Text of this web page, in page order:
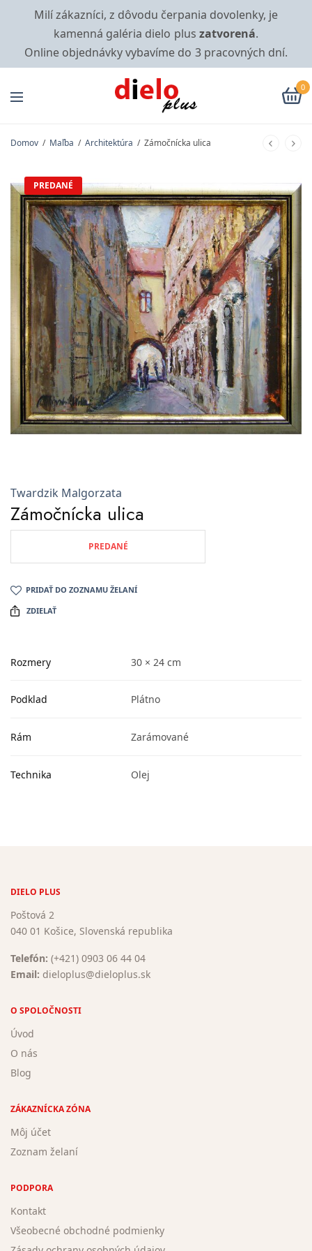
Milí zákazníci, z dôvodu čerpania dovolenky, je
kamenná galéria dielo plus zatvorená.
Online objednávky vybavíme do 3 pracovných dní.
0
Domov / Maľba / Architektúra / Zámočnícka ulica
PREDANÉ
Twardzik Malgorzata
Zámočnícka ulica
PREDANÉ
PRIDAŤ DO ZOZNAMU ŽELANÍ
ZDIELAŤ
Rozmery 30 × 24 cm
Podklad Plátno
Rám Zarámované
Technika Olej
DIELO PLUS
Poštová 2
040 01 Košice, Slovenská republika
Telefón: (+421) 0903 06 44 04
Email: dieloplus@dieloplus.sk
O SPOLOČNOSTI
Úvod
O nás
Blog
ZÁKAZNÍCKA ZÓNA
Môj účet
Zoznam želaní
PODPORA
Kontakt
Všeobecné obchodné podmienky